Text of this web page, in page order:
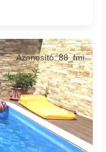
Azonosító: 88_fmi